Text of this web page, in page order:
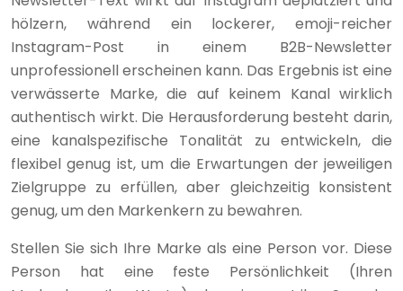
hölzern, während ein lockerer, emoji-reicher
Instagram-Post in einem B2B-Newsletter
unprofessionell erscheinen kann. Das Ergebnis ist eine
verwässerte Marke, die auf keinem Kanal wirklich
authentisch wirkt. Die Herausforderung besteht darin,
eine kanalspezifische Tonalität zu entwickeln, die
flexibel genug ist, um die Erwartungen der jeweiligen
Zielgruppe zu erfüllen, aber gleichzeitig konsistent
genug, um den Markenkern zu bewahren.
Stellen Sie sich Ihre Marke als eine Person vor. Diese
Person hat eine feste Persönlichkeit (Ihren